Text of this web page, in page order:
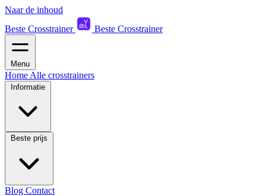
Naar de inhoud
Beste Crosstrainer
Beste Crosstrainer
Menu
Home Alle crosstrainers
Informatie
Beste prijs
Blog Contact